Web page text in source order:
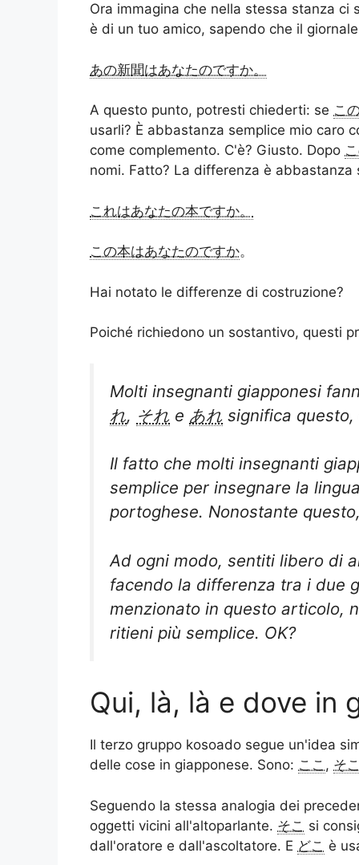
Ora immagina che nella stessa stanza
è di un tuo amico, sapendo che il
あの新聞はあなたのですか。
A questo punto, potresti chiederti: se こ
usarli? È abbastanza semplice mio caro
come complemento. C'è? Giusto. Dopo
nomi. Fatto? La differenza è abbastanza
これはあなたの本ですか。
この本はあなたのですか。
Hai notato le differenze di costruzione?
Poiché richiedono un sostantivo, questi
Molti insegnanti giapponesi
れ, それ e あれ significa
Il fatto che molti insegnanti
semplice per insegnare la
portoghese. Nonostante
Ad ogni modo, sentiti libero di
facendo la differenza tra i due
menzionato in questo articolo,
ritieni più semplice. OK?
Qui, là, là e dove in
Il terzo gruppo kosoado segue un'idea
delle cose in giapponese. Sono: ここ , そこ
Seguendo la stessa analogia dei
oggetti vicini all'altoparlante. そこ si
dall'oratore e dall'ascoltatore. E どこ è